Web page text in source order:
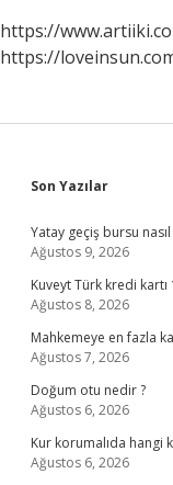
https://
https://
Sidebar
Son Yazılar
Yatay geçiş bursu nasıl
Ağustos 9, 2026
Kuveyt Türk kredi
Ağustos 8, 2026
Mahkemeye en fazla
Ağustos 7, 2026
Doğum otu nedir ?
Ağustos 6, 2026
Kur korumalıda hangi
Ağustos 6, 2026